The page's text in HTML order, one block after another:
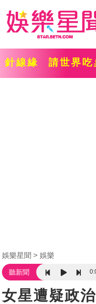
針線緣 請世界吃
娛樂星聞 娛樂
聽新聞
女星遭疑政